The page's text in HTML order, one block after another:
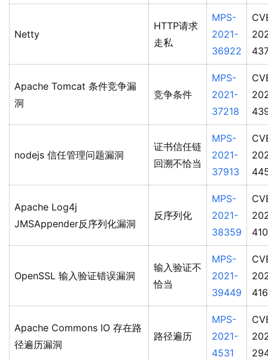
Netty
HTTP请求
走私
MPS-
2021-
36922
Apache Tomcat 条件竞争漏
洞
竞争条件
MPS-
2021-
37218
nodejs 信任管理问题漏洞
证书信任链
回溯不恰当
MPS-
2021-
37913
Apache Log4j
JMSAppender反序列化漏洞
反序列化
MPS-
2021-
38359
OpenSSL 输入验证错误漏洞
输入验证不
恰当
MPS-
2021-
39449
Apache Commons IO 存在路
径遍历漏洞
路径遍历
MPS-
2021-
4531